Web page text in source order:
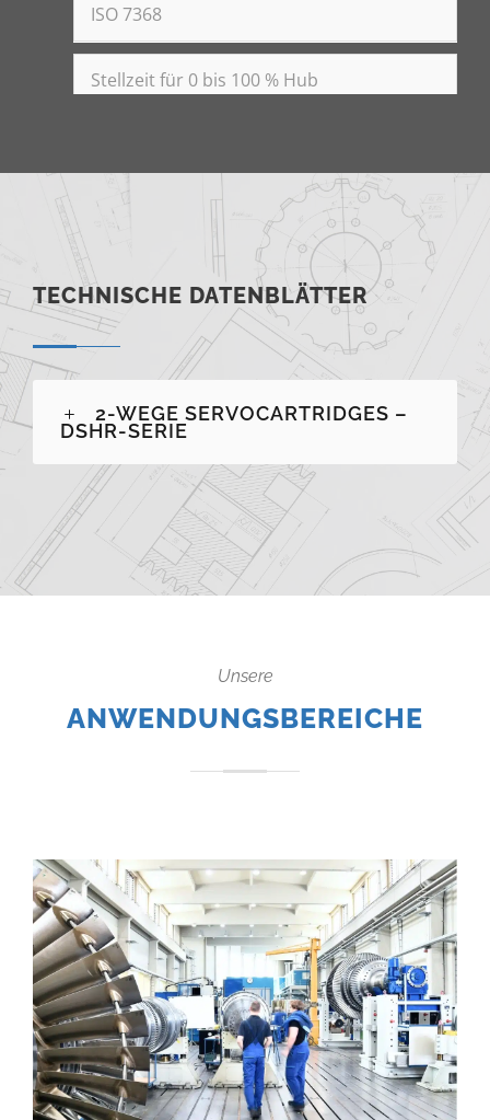
ISO 7368
Stellzeit für 0 bis 100 % Hub
Sollwertsignale
4-20mA
TECHNISCHE DATENBLÄTTER
2-WEGE SERVOCARTRIDGES –
DSHR-SERIE
Unsere
ANWENDUNGSBEREICHE
MASCHINEN- UND ANLAGENBAU